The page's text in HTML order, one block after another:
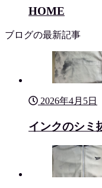
HOME
ブログの最新記事
2026年4月5日
インクのシミ